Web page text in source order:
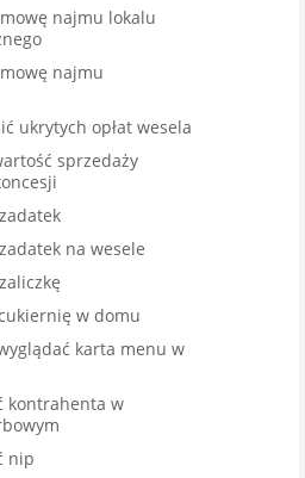
najmu lokalu
najmu
ukrytych opłat wesela
sprzedaży
na wesele
w domu
karta menu w
kontrahenta w
nip